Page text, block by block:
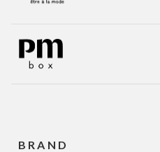
BRAND